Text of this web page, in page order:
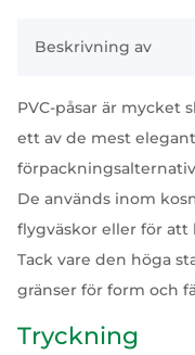
Beskrivning av
PVC-påsar är mycket
ett av de mest
De används inom
flygväskor eller för att
Tack vare den höga
gränser för form och
Tryckning